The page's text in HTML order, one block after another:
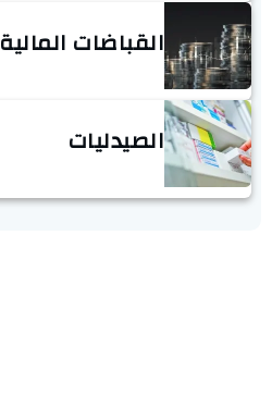
القباضات المالية
الصيدليات